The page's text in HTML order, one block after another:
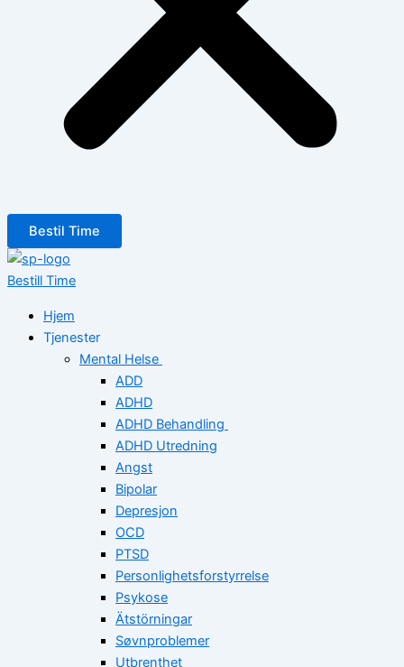
Bestil Time
Bestill Time
Hjem
Tjenester
Mental Helse
ADD
ADHD
ADHD Behandling
ADHD Utredning
Angst
Bipolar
Depresjon
OCD
PTSD
Personlighetsforstyrrelse
Psykose
Ätstörningar
Søvnproblemer
Utbrenthet